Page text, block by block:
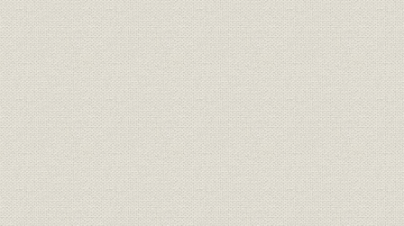
浸透しはじめた広告効果
5秒ミニスポットの発想
いち早く調査活動も
☆[コラムまたは付表]ゼロひとつ落として大騒動
5. 躍進するABC
組織強化と東京支社の移転